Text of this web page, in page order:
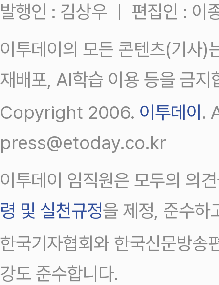
발행인 : 김상우 ㅣ 편집인 : 이
이투데이의 모든 콘텐츠(기사)
재배포, AI학습 이용 등을 금지
Copyright 2006. 이투데이.
press@etoday.co.kr
이투데이 임직원은 모두의 의
령 및 실천규정을 제정, 준수하
한국기자협회와 한국신문방송
강도 준수합니다.